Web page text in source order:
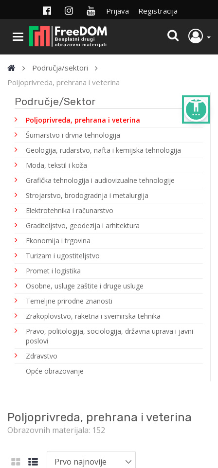
settings_accessibility
Prijava Registracija
Područja/sektori
Poljoprivreda, prehrana i veterina
Područje/Sektor
Poljoprivreda, prehrana i veterina
Šumarstvo i drvna tehnologija
Geologija, rudarstvo, nafta i kemijska tehnologija
Moda, tekstil i koža
Grafička tehnologija i audiovizualne tehnologije
Strojarstvo, brodogradnja i metalurgija
Elektrotehnika i računarstvo
Graditeljstvo, geodezija i arhitektura
Ekonomija i trgovina
Turizam i ugostiteljstvo
Promet i logistika
Osobne, usluge zaštite i druge usluge
Temeljne prirodne znanosti
Zrakoplovstvo, raketna i svemirska tehnika
Pravo, politologija, sociologija, državna uprava i javni
poslovi
Zdravstvo
Opće obrazovanje
Poljoprivreda, prehrana i veterina
Obrazovnih materijala: 152